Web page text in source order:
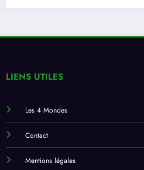
LIENS UTILES
Les 4 Mondes
Contact
Mentions légales